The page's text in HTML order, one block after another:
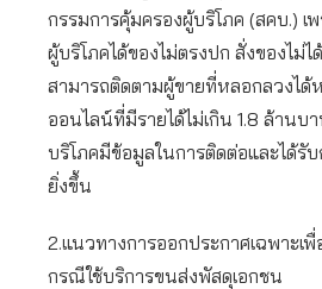
กรรมการคุ้มครองผู้บริโภค (สคบ.)
ผู้บริโภคได้ของไม่ตรงปก สั่งของไม่ไ
สามารถติดตามผู้ขายที่หลอกลวงได้
ออนไลน์ที่มีรายได้ไม่เกิน 1.8 ล้านบ
บริโภคมีข้อมูลในการติดต่อและได้รับ
ยิ่งขึ้น
2.แนวทางการออกประกาศเฉพาะเ
กรณีใช้บริการขนส่งพัสดุเอกชน